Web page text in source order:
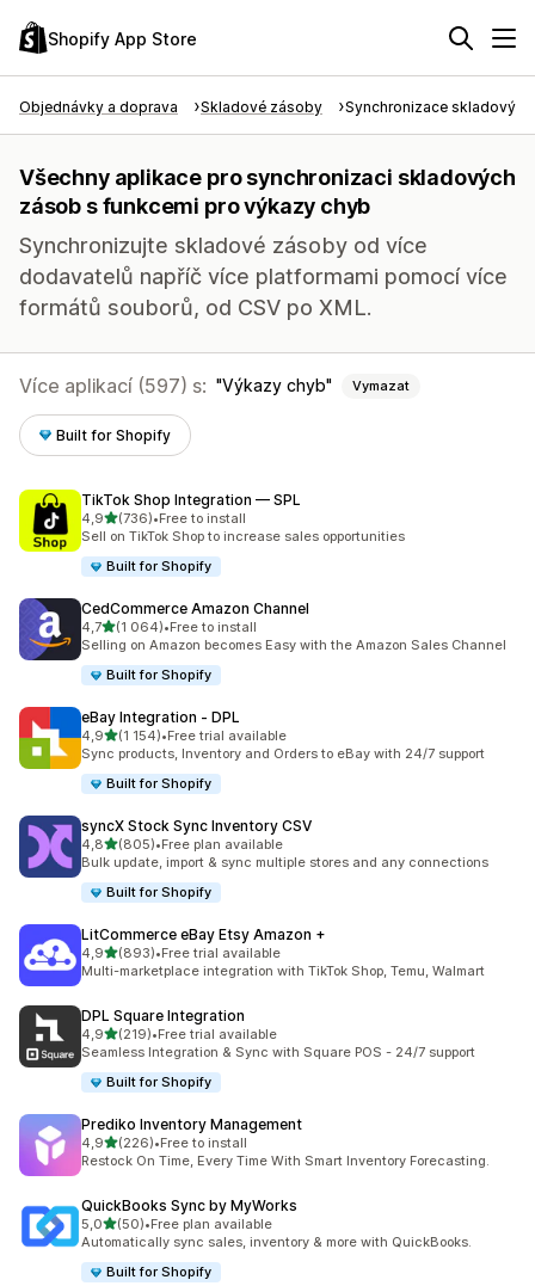
Shopify App Store
Objednávky a doprava Skladové zásoby Synchronizace
Všechny aplikace pro synchronizaci skladových
zásob s funkcemi pro výkazy chyb
Synchronizujte skladové zásoby od více
dodavatelů napříč více platformami pomocí více
formátů souborů, od CSV po XML.
Více aplikací (597) s: Výkazy chyb Vymazat
Built for Shopify
TikTok Shop Integration — SPL
4,9z 5 hvězd
(736)
Celkový počet recenzí: 736
•Free to install
Sell on TikTok Shop to increase sales opportunities
Built for Shopify
CedCommerce Amazon Channel
4,7z 5 hvězd
(1 064)
Celkový počet recenzí: 1064
•Free to install
Selling on Amazon becomes Easy with the Amazon Sales Channel
Built for Shopify
eBay Integration ‑ DPL
4,9z 5 hvězd
(1 154)
Celkový počet recenzí: 1154
•Free trial available
Sync products, Inventory and Orders to eBay with 24/7 support
Built for Shopify
syncX Stock Sync Inventory CSV
4,8z 5 hvězd
(805)
Celkový počet recenzí: 805
•Free plan available
Bulk update, import & sync multiple stores and any connections
Built for Shopify
LitCommerce eBay Etsy Amazon +
4,9z 5 hvězd
(893)
Celkový počet recenzí: 893
•Free trial available
Multi-marketplace integration with TikTok Shop, Temu, Walmart
DPL Square Integration
4,9z 5 hvězd
(219)
Celkový počet recenzí: 219
•Free trial available
Seamless Integration & Sync with Square POS - 24/7 support
Built for Shopify
Prediko Inventory Management
4,9z 5 hvězd
(226)
Celkový počet recenzí: 226
•Free to install
Restock On Time, Every Time With Smart Inventory Forecasting.
QuickBooks Sync by MyWorks
5,0z 5 hvězd
(50)
Celkový počet recenzí: 50
•Free plan available
Automatically sync sales, inventory & more with QuickBooks.
Built for Shopify